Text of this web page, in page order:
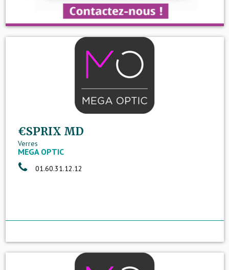
€SPRIX MD
Verres
MEGA OPTIC
01.60.31.12.12